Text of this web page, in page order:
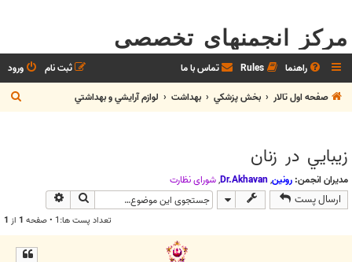
مرکز انجمنهای تخصصی
راهنما Rules تماس با ما ورود
ثبت نام
صفحه اول تالار
بخش پزشکي بهداشت لوازم آرايشي و بهداشتي
س
زيبايي در زنان
مدیران انجمن: رونین,
Dr.Akhavan
,شوراي نظارت
ارسال پست جستجو
تعداد پست ها:1 • صفحه 1 از 1